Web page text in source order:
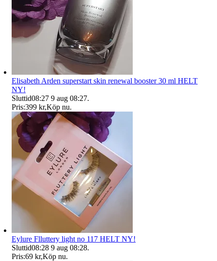
Elisabeth Arden superstart skin renewal booster 30 ml HELT
NY!
Sluttid08:27 9 aug 08:27.
Pris:399 kr,Köp nu.
Eylure Flluttery light no 117 HELT NY!
Sluttid08:28 9 aug 08:28.
Pris:69 kr,Köp nu.